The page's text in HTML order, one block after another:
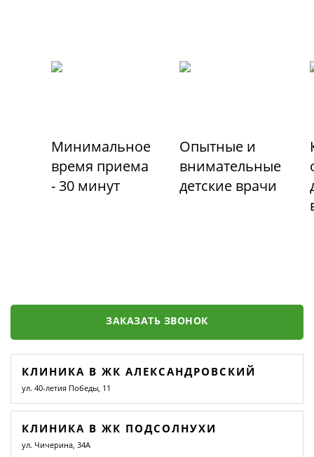
Минимальное
время приема
- 30 минут
Опытные и
внимательные
детские врачи
ЗАКАЗАТЬ ЗВОНОК
КЛИНИКА В ЖК АЛЕКСАНДРОВСКИЙ
ул. 40-летия Победы, 11
КЛИНИКА В ЖК ПОДСОЛНУХИ
ул. Чичерина, 34А